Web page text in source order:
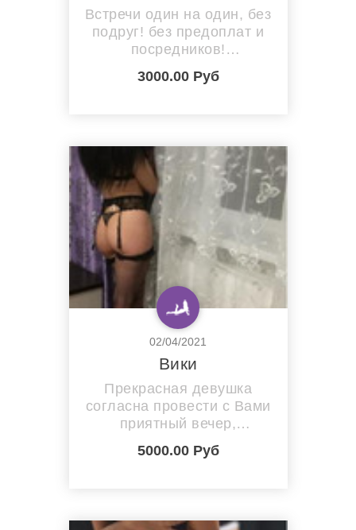
Встречи один на один, без
подруг! без предоплат и
посредников!
территориально центр
3000.00 Руб
02/04/2021
Вики
Прекрасная девушка
согласна провести с Вами
приятный вечер,
наполненный романтикой,
эротикой и красотой!
5000.00 Руб